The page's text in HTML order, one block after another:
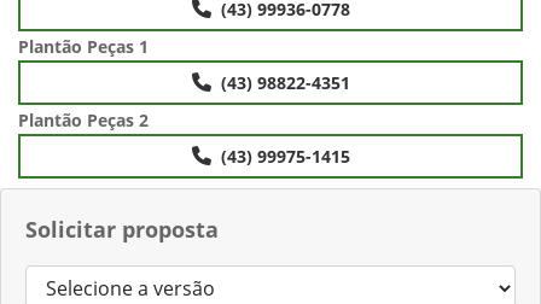
Solicitar proposta
(43) 99936-0778
Plantão Peças 1
(43) 98822-4351
Plantão Peças 2
(43) 99975-1415